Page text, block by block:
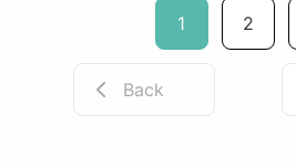
1 2
Back